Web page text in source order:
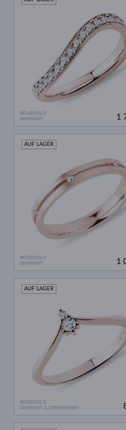
ROSÉGOLD
DIAMANT
1
ROSÉGOLD
DIAMANT
AUF LAGER
1
ROSÉGOLD
DIAMANT & DIAMANTEN
AUF LAGER